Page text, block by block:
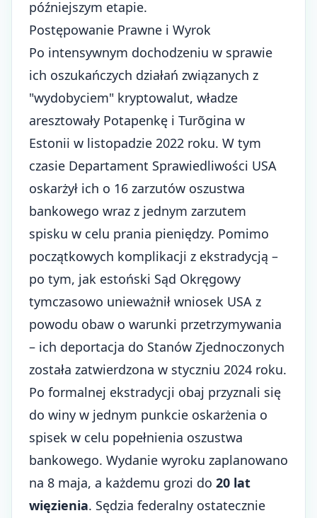
późniejszym etapie.
Postępowanie Prawne i Wyrok
Po intensywnym dochodzeniu w sprawie
ich oszukańczych działań związanych z
"wydobyciem" kryptowalut, władze
aresztowały Potapenkę i Turõgina w
Estonii w listopadzie 2022 roku. W tym
czasie Departament Sprawiedliwości USA
oskarżył ich o 16 zarzutów oszustwa
bankowego wraz z jednym zarzutem
spisku w celu prania pieniędzy. Pomimo
początkowych komplikacji z ekstradycją –
po tym, jak estoński Sąd Okręgowy
tymczasowo unieważnił wniosek USA z
powodu obaw o warunki przetrzymywania
– ich deportacja do Stanów Zjednoczonych
została zatwierdzona w styczniu 2024 roku.
Po formalnej ekstradycji obaj przyznali się
do winy w jednym punkcie oskarżenia o
spisek w celu popełnienia oszustwa
bankowego. Wydanie wyroku zaplanowano
na 8 maja, a każdemu grozi do 20 lat
więzienia. Sędzia federalny ostatecznie